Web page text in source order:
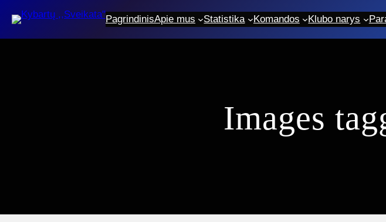
prie
turinio
PagrindinisApie mus Statistika Komandos Klubo narys
Images